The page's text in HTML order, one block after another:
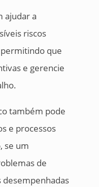
ajudar a
riscos
que
e gerencie
também pode
e processos
se um
de
desempenhadas